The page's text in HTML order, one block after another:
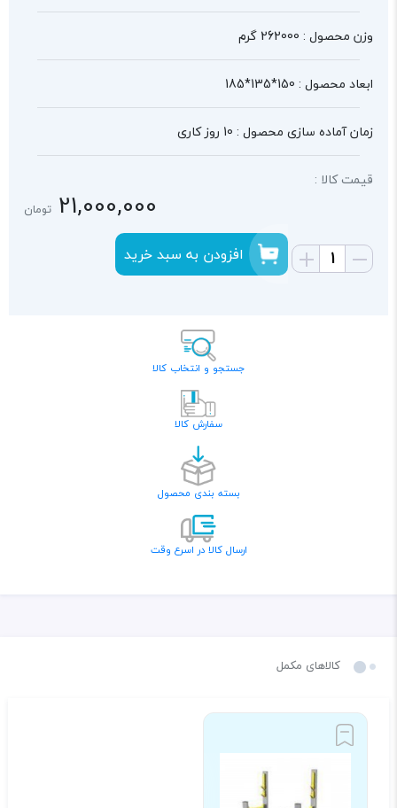
وزن محصول : 262000 گرم
ابعاد محصول : 150*135*185
زمان آماده سازی محصول : 10 روز کاری
قیمت کالا :
21,000,000 تومان
افزودن به سبد خرید
جستجو و انتخاب کالا
سفارش کالا
بسته بندی محصول
ارسال کالا در اسرع وقت
کالاهای مکمل